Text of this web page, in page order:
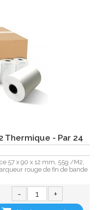
Thermique - Par 24
57 x 90 x 12 mm, 55g /M2,
rouge de fin de bande
- +